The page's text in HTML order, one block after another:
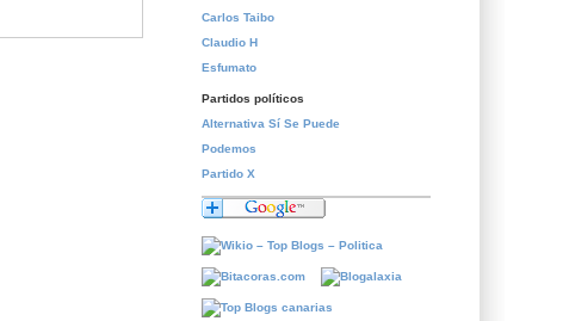
Carlos Taibo
Claudio H
Esfumato
Partidos políticos
Alternativa Sí Se Puede
Podemos
Partido X